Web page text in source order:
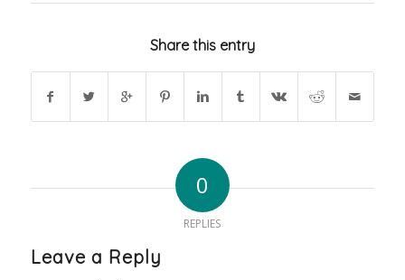
Share this entry
0
REPLIES
Leave a Reply